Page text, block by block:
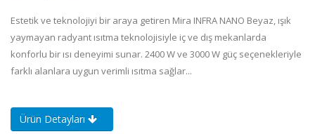
Estetik ve teknolojiyi bir araya getiren Mira INFRA NANO Beyaz, ışık
yaymayan radyant ısıtma teknolojisiyle iç ve dış mekanlarda
konforlu bir ısı deneyimi sunar. 2400 W ve 3000 W güç seçenekleriyle
farklı alanlara uygun verimli ısıtma sağlar...
Ürün Detayları